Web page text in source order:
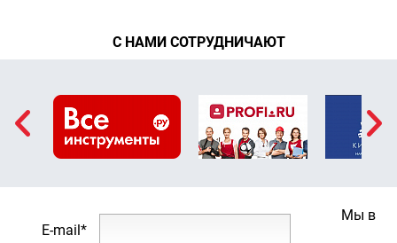
С НАМИ СОТРУДНИЧАЮТ
E-mail*
Мы в